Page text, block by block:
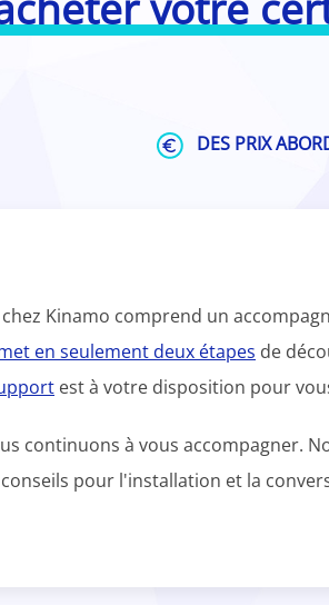
DES PRIX
chez Kinamo comprend un
en seulement deux étapes de
est à votre disposition pour
continuons à vous accompagner.
pour l'installation et la